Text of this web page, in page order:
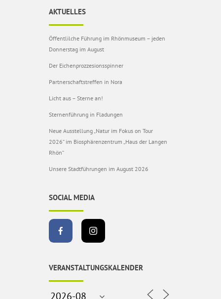
AKTUELLES
Öffentlilche Führung im Rhönmuseum – jeden
Donnerstag im August
Der Eichenprozzesionsspinner
Partnerschaftstreffen in Nora
Licht aus – Sterne an!
Sternenführung in Fladungen
Neue Ausstellung „Natur im Fokus on Tour
2026“ im Biosphärenzentrum „Haus der Langen
Rhön“
Unsere Stadtführungen im August 2026
SOCIAL MEDIA
VERANSTALTUNGSKALENDER